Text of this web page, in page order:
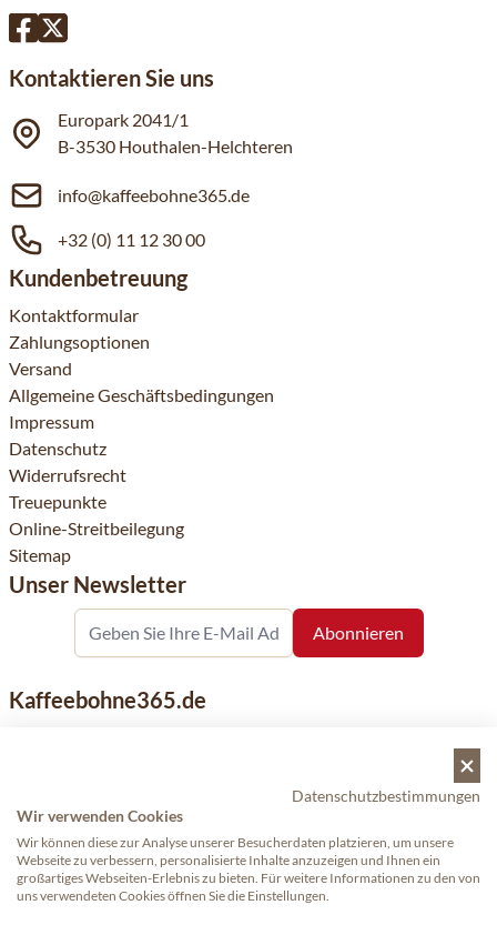
Kontaktieren Sie uns
Europark 2041/1
B-3530 Houthalen-Helchteren
info@kaffeebohne365.de
+32 (0) 11 12 30 00
Kundenbetreuung
Kontaktformular
Zahlungsoptionen
Versand
Allgemeine Geschäftsbedingungen
Impressum
Datenschutz
Widerrufsrecht
Treuepunkte
Online-Streitbeilegung
Sitemap
Unser Newsletter
Kaffeebohne365.de
bekannter nationaler und internationaler Marken ist eine
unserer Spezialitäten. Qualität und Kundenservice stehen
dabei an erster Stelle.
Datenschutzbestimmungen
Wir verwenden Cookies
Wir können diese zur Analyse unserer Besucherdaten platzieren, um unsere
Webseite zu verbessern, personalisierte Inhalte anzuzeigen und Ihnen ein
großartiges Webseiten-Erlebnis zu bieten. Für weitere Informationen zu den von
uns verwendeten Cookies öffnen Sie die Einstellungen.